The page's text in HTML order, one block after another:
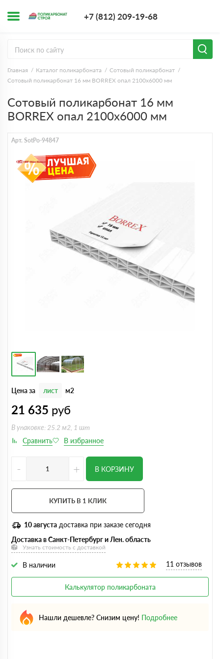
+7 (812) 209-19-68
Главная Каталог поликарбоната
Сотовый поликарбонат
Сотовый поликарбонат 16 мм BORREX опал 2100х6000 мм
Сотовый поликарбонат 16 мм
BORREX опал 2100х6000 мм
Арт. SotPo-94847
Цена за лист м2
21 635 руб
В упаковке: 25.2 м2, 1 шт
- + В КОРЗИНУ
КУПИТЬ В 1 КЛИК
10 августа доставка при заказе сегодня
Доставка в Санкт-Петербург и Лен. область
Узнать стоимость с доставкой
В наличии 11 отзывов
Калькулятор поликарбоната
Нашли дешевле? Снизим цену! Подробнее